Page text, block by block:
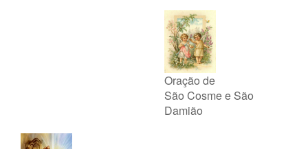
Oração de
São Cosme e São
Damião